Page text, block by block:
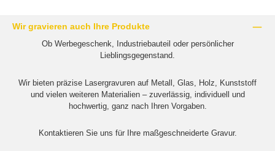
Wir gravieren auch Ihre Produkte
Ob Werbegeschenk, Industriebauteil oder persönlicher
Lieblingsgegenstand.
Wir bieten präzise Lasergravuren auf Metall, Glas, Holz, Kunststoff
und vielen weiteren Materialien – zuverlässig, individuell und
hochwertig, ganz nach Ihren Vorgaben.
Kontaktieren Sie uns für Ihre maßgeschneiderte Gravur.